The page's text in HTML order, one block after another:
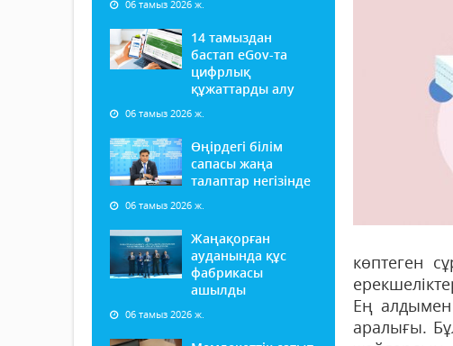
06 тамыз 2026 ж.
14 тамыздан
бастап еGov-та
цифрлық
құжаттарды алу
06 тамыз 2026 ж.
Өңірдегі білім
сапасы жаңа
талаптар негізінде
06 тамыз 2026 ж.
Жаңақорған
ауданында құс
фабрикасы
ашылды
06 тамыз 2026 ж.
көптеген
Ең алдымен
аралығы.